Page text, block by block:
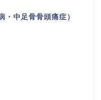
・中足骨骨頭痛症）